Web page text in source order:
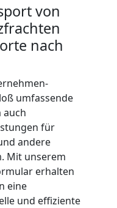
von
nach
umfassende
auch
für
andere
Mit unserem
erhalten
eine
und effiziente